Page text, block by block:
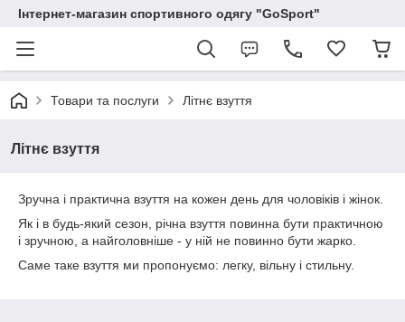
Інтернет-магазин спортивного одягу "GoSport"
Товари та послуги Літнє взуття
Літнє взуття
Зручна і практична взуття на кожен день для чоловіків і жінок.
Як і в будь-який сезон, річна взуття повинна бути практичною
і зручною, а найголовніше - у ній не повинно бути жарко.
Саме таке взуття ми пропонуємо: легку, вільну і стильну.